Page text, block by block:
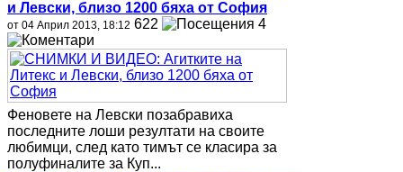
и Левски, близо 1200 бяха от София
от 04 Април 2013, 18:12 622 4
Феновете на Левски позабравиха
последните лоши резултати на своите
любимци, след като тимът се класира за
полуфиналите за Куп...